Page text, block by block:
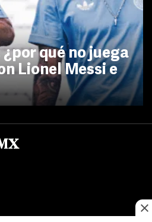
qué no juega
Lionel Messi e